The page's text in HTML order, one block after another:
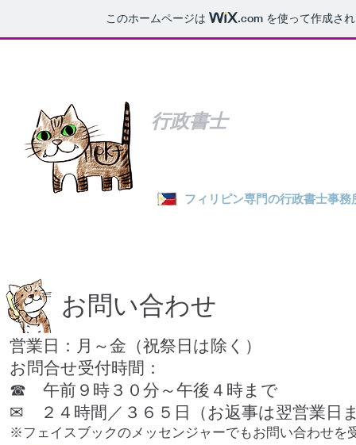
このホームページは .com を使って作成さ
​行政書士
フィリピン専門の行政書士事務
お問い合わせ
営業日：月～金（祝祭日は除く）
お問合せ受付時間：
☎ 午前９時３０分～午後４時まで
✉ ２４時間／３６５日（お返事は翌営業日
※フェイスブックのメッセンジャーでもお問い合わせを